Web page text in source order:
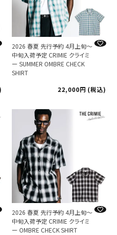
2026 春夏 先行予約 4月上旬～
中旬入荷予定 CRIMIE クライミ
ー SUMMER OMBRE CHECK
SHIRT
22,000
税込
2026 春夏 先行予約 4月上旬～
中旬入荷予定 CRIMIE クライミ
ー OMBRE CHECK SHIRT